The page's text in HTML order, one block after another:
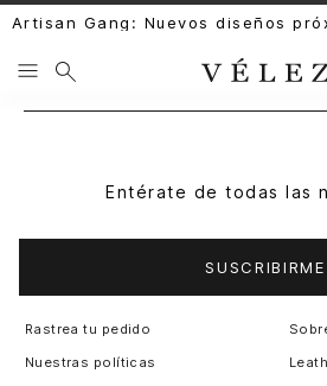
Artisan Gang: Nuevos diseños
Entérate de todas las
SUSCRIBIRME
Rastrea tu pedido
Nuestras políticas